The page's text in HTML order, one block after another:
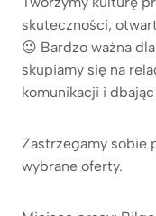
skuteczności,
😉 Bardzo ważna
skupiamy się na
komunikacji i
Zastrzegamy sobie
wybrane oferty.